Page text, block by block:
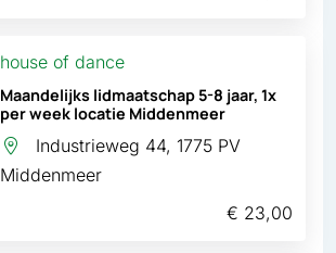
Maandelijks lidmaatschap 5-8 jaar, 1x
per week locatie Middenmeer
house of dance
Industrieweg 44, 1775 PV
Middenmeer
€ 23,00